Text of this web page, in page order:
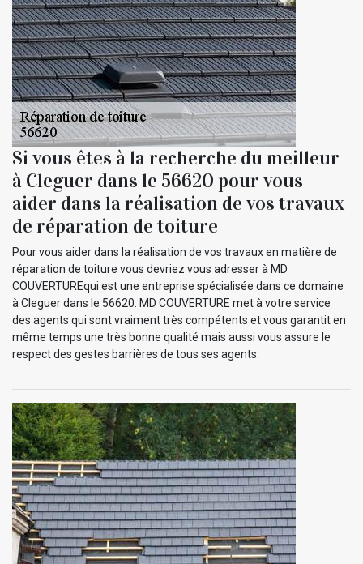
Si vous êtes à la recherche du meilleur
à Cleguer dans le 56620 pour vous
aider dans la réalisation de vos travaux
de réparation de toiture
Pour vous aider dans la réalisation de vos travaux en matière de
réparation de toiture vous devriez vous adresser à MD
COUVERTUREqui est une entreprise spécialisée dans ce domaine
à Cleguer dans le 56620. MD COUVERTURE met à votre service
des agents qui sont vraiment très compétents et vous garantit en
même temps une très bonne qualité mais aussi vous assure le
respect des gestes barrières de tous ses agents.